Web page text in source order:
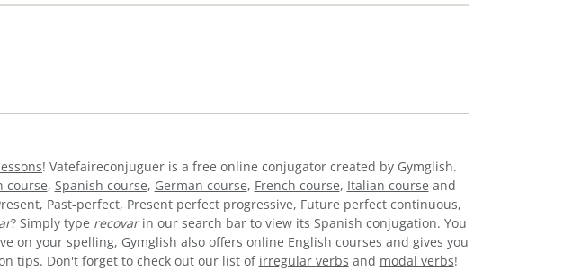
! Vatefaireconjuguer is a free online conjugator created by Gymglish.
course, Spanish course, German course, French course, Italian course and
Past-perfect, Present perfect progressive, Future perfect continuous,
? Simply type recovarin our search bar to view its Spanish conjugation. You
on your spelling, Gymglish also offers online English courses and gives you
tips. Don't forget to check out our list of irregular verbs and modal verbs!